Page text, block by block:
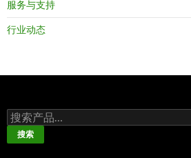
服务与支持
行业动态
搜
索：
搜索